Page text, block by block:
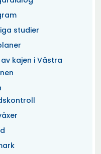
studier
kajen i Västra